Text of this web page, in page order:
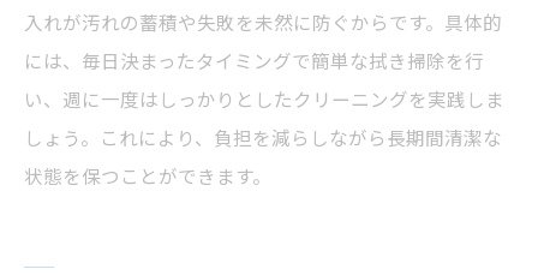
入れが汚れの蓄積や失敗を未然に防ぐからです。具体的
には、毎日決まったタイミングで簡単な拭き掃除を行
い、週に一度はしっかりとしたクリーニングを実践しま
しょう。これにより、負担を減らしながら長期間清潔な
状態を保つことができます。